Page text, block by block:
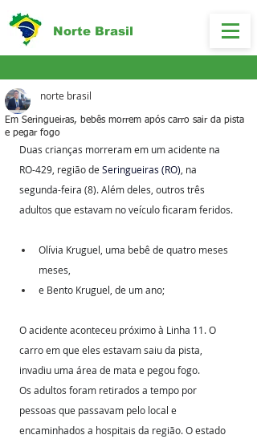
Norte Brasil
Em Seringueiras, bebês morrem após carro sair da pista
e pegar fogo
norte brasil
Duas crianças morreram em um acidente na
RO-429, região de Seringueiras (RO) , na
segunda-feira (8). Além deles, outros três
adultos que estavam no veículo ficaram feridos.
Olívia Kruguel, uma bebê de quatro meses
meses,
e Bento Kruguel, de um ano;
O acidente aconteceu próximo à Linha 11. O
carro em que eles estavam saiu da pista,
invadiu uma área de mata e pegou fogo.
Os adultos foram retirados a tempo por
pessoas que passavam pelo local e
encaminhados a hospitais da região. O estado